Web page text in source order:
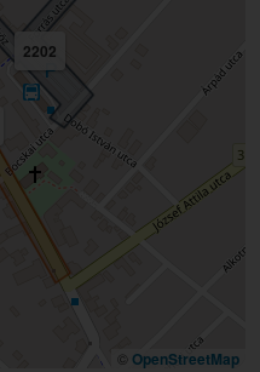
2202
© OpenStreetMap